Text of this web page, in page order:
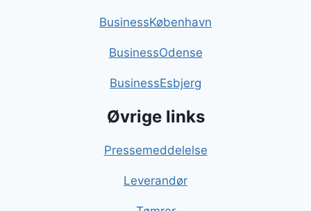
BusinessKøbenhavn
BusinessOdense
BusinessEsbjerg
Øvrige links
Pressemeddelelse
Leverandør